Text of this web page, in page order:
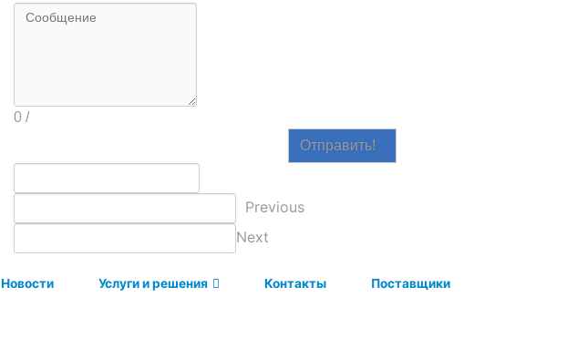
0 /
Отправить!
Previous
Next
Новости Услуги и решения Контакты Поставщики